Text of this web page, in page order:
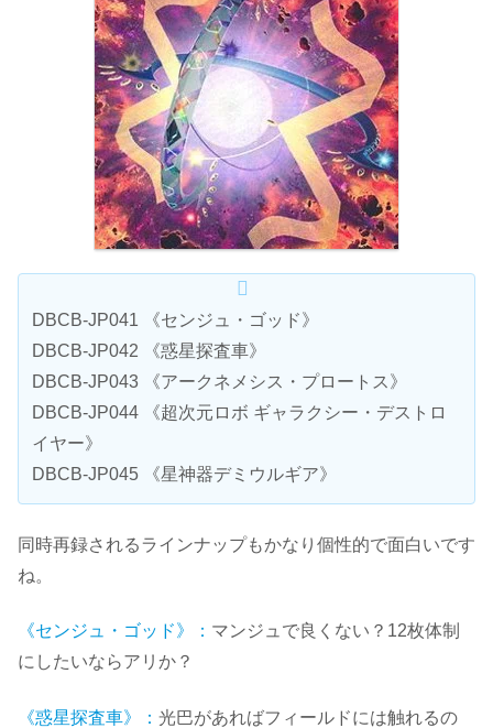
DBCB-JP041 《センジュ・ゴッド》
DBCB-JP042 《惑星探査車》
DBCB-JP043 《アークネメシス・プロートス》
DBCB-JP044 《超次元ロボ ギャラクシー・デストロ
イヤー》
DBCB-JP045 《星神器デミウルギア》
同時再録されるラインナップもかなり個性的で面白いです
ね。
《センジュ・ゴッド》： マンジュで良くない？12枚体制
にしたいならアリか？
《惑星探査車》： 光巴があればフィールドには触れるの